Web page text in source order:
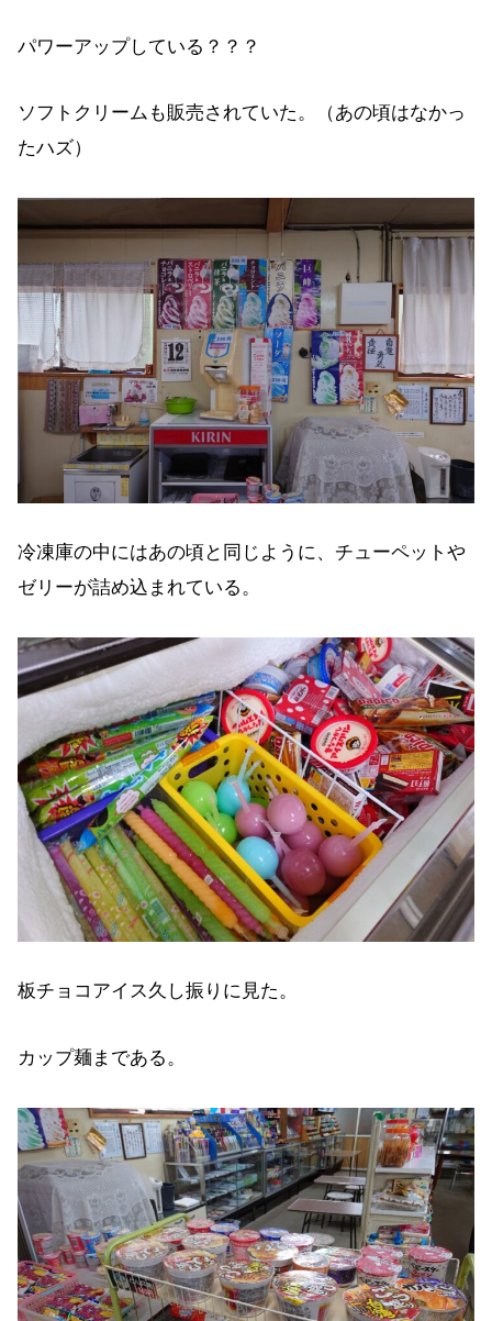
パワーアップしている？？？
ソフトクリームも販売されていた。（あの頃はなかっ
たハズ）
冷凍庫の中にはあの頃と同じように、チューペットや
ゼリーが詰め込まれている。
板チョコアイス久し振りに見た。
カップ麺まである。